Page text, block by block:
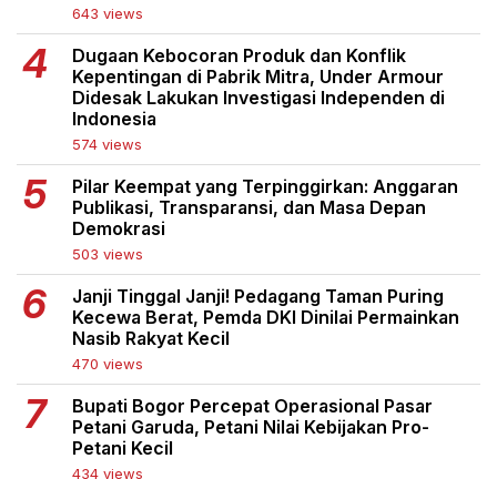
643 views
Dugaan Kebocoran Produk dan Konflik
Kepentingan di Pabrik Mitra, Under Armour
Didesak Lakukan Investigasi Independen di
Indonesia
574 views
Pilar Keempat yang Terpinggirkan: Anggaran
Publikasi, Transparansi, dan Masa Depan
Demokrasi
503 views
Janji Tinggal Janji! Pedagang Taman Puring
Kecewa Berat, Pemda DKI Dinilai Permainkan
Nasib Rakyat Kecil
470 views
Bupati Bogor Percepat Operasional Pasar
Petani Garuda, Petani Nilai Kebijakan Pro-
Petani Kecil
434 views